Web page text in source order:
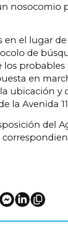
nosocomio
el lugar
de
probables
en
ubicación y
la Avenida
del